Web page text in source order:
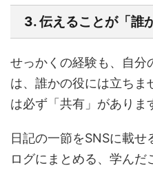
3. 伝えることが「誰
せっかくの経験も、自分
は、誰かの役には立ちま
は必ず「共有」がありま
日記の一節をSNSに載
ログにまとめる、学ん